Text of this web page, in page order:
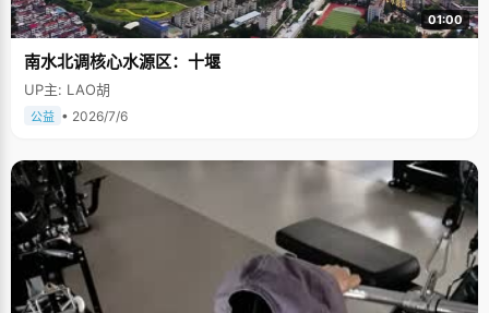
01:00
南水北调核心水源区：十堰
UP主: LAO胡
公益 • 2026/7/6